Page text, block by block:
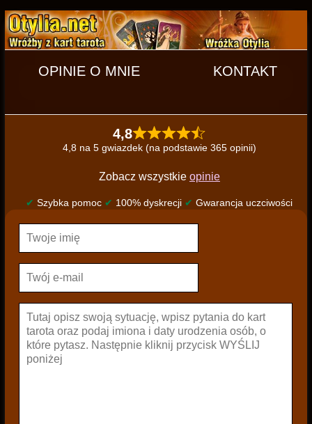
OPINIE O MNIE KONTAKT
4,8
4,8 na 5 gwiazdek (na podstawie 365 opinii)
Zobacz wszystkie opinie
✔ Szybka pomoc ✔ 100% dyskrecji ✔ Gwarancja uczciwości